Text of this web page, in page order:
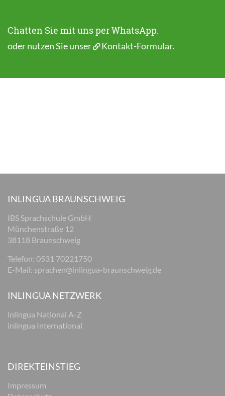
Chatten Sie mit uns per WhatsApp.
oder nutzen Sie unser Kontakt-Formular.
INLINGUA BRAUNSCHWEIG
IBS Sprachschule GmbH
Münchenstraße 12
38118 Braunschweig
Telefon: 0531 70221750
E-Mail: sprachen@inlingua-braunschweig.de
INLINGUA NETZWERK
inlingua National A-Z
inlingua International
DIREKTEINSTIEG
Impressum